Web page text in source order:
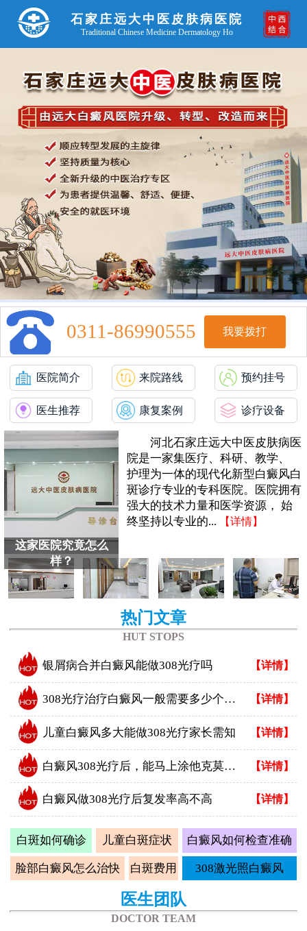
石家庄远大中医皮肤病医院
Traditional Chinese Medicine Dermatology Ho
0311-86990555 我要拨打
医院简介 来院路线 预约挂号
医生推荐 康复案例 诊疗设备
河北石家庄远大中医皮肤病医
院是一家集医疗、科研、教学、
护理为一体的现代化新型白癜风白
斑诊疗专业的专科医院。医院拥有
强大的技术力量和医学资源， 始
终坚持以专业的...
【详情】
这家医院究竟怎么
样？
热门文章
HUT STOPS
银屑病合并白癜风能做308光疗吗 【详情】
308光疗治疗白癜风一般需要多少个疗程 【详情】
儿童白癜风多大能做308光疗家长需知 【详情】
白癜风308光疗后，能马上涂他克莫司吗？正确做法看这里 【详情】
白癜风做308光疗后复发率高不高 【详情】
白斑如何确诊 儿童白斑症状 白癜风如何检查准确
脸部白癜风怎么治快 白斑费用 308激光照白癜风
医生团队
DOCTOR TEAM